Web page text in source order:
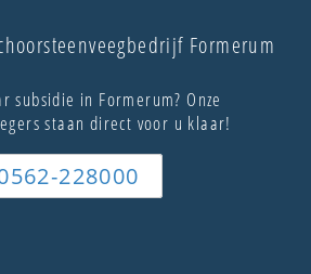
Formerum
subsidie in Formerum? Onze
staan direct voor u klaar!
228000